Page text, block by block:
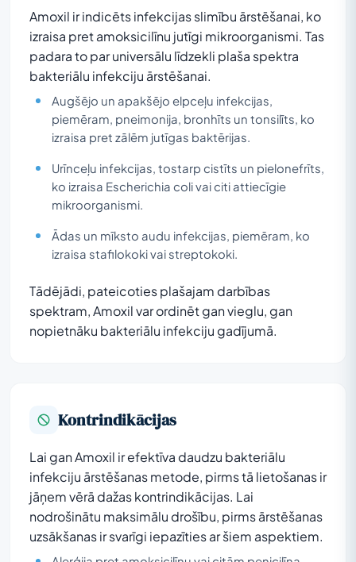
Amoxil ir indicēts infekcijas slimību ārstēšanai, ko
izraisa pret amoksicilīnu jutīgi mikroorganismi. Tas
padara to par universālu līdzekli plaša spektra
bakteriālu infekciju ārstēšanai.
Augšējo un apakšējo elpceļu infekcijas,
piemēram, pneimonija, bronhīts un tonsilīts, ko
izraisa pret zālēm jutīgas baktērijas.
Urīnceļu infekcijas, tostarp cistīts un pielonefrīts,
ko izraisa Escherichia coli vai citi attiecīgie
mikroorganismi.
Ādas un mīksto audu infekcijas, piemēram, ko
izraisa stafilokoki vai streptokoki.
Tādējādi, pateicoties plašajam darbības
spektram, Amoxil var ordinēt gan vieglu, gan
nopietnāku bakteriālu infekciju gadījumā.
Kontrindikācijas
Lai gan Amoxil ir efektīva daudzu bakteriālu
infekciju ārstēšanas metode, pirms tā lietošanas ir
jāņem vērā dažas kontrindikācijas. Lai
nodrošinātu maksimālu drošību, pirms ārstēšanas
uzsākšanas ir svarīgi iepazīties ar šiem aspektiem.